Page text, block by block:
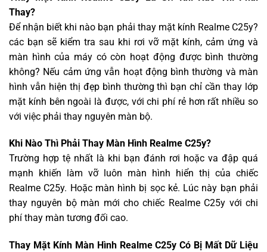
Thay?
Để nhận biết khi nào bạn phải thay mặt kính Realme C25y?
các bạn sẽ kiểm tra sau khi rơi vỡ mặt kính, cảm ứng và
màn hình của máy có còn hoạt động được bình thường
không? Nếu cảm ứng vẫn hoạt động bình thường và màn
hình vẫn hiện thị đẹp bình thường thì bạn chỉ cần thay lớp
mặt kính bên ngoài là được, với chi phí rẻ hơn rất nhiều so
với việc phải thay nguyên màn bộ.
Khi Nào Thì Phải Thay Màn Hình Realme C25y?
Trường hợp tệ nhất là khi bạn đánh rơi hoặc va đập quá
mạnh khiến làm vỡ luôn màn hình hiển thị của chiếc
Realme C25y. Hoặc màn hình bị sọc kẻ. Lúc này bạn phải
thay nguyên bộ màn mới cho chiếc Realme C25y với chi
phí thay màn tương đối cao.
Thay Mặt Kính Màn Hình Realme C25y Có Bị Mất Dữ Liệu